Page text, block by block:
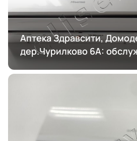
Аптека Здравсити,
дер.Чурилково 6А: